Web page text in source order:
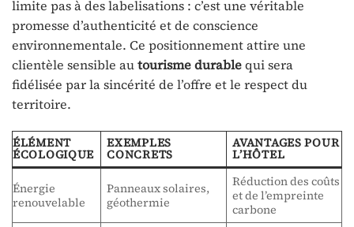
limite pas à des labelisations : c’est une véritable
promesse d’authenticité et de conscience
environnementale. Ce positionnement attire une
clientèle sensible autourisme durablequi sera
fidélisée par la sincérité de l’offre et le respect du
territoire.
ÉLÉMENT
ÉCOLOGIQUE
EXEMPLES
CONCRETS
AVANTAGES POUR
L’HÔTEL
Énergie
renouvelable
Panneaux solaires,
géothermie
Réduction des coûts
et de l’empreinte
carbone